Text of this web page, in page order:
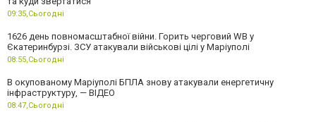
09:35,Сьогодні
1626 день повномасштабної війни. Горить черговий WB у
Єкатеринбурзі. ЗСУ атакували військові цілі у Маріуполі
08:55,Сьогодні
В окупованому Маріуполі БПЛА знову атакували енергетичну
інфраструктуру, — ВІДЕО
08:47,Сьогодні